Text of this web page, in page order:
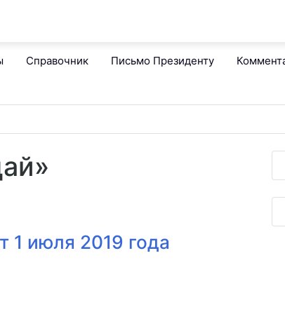
Справочник Письмо Президенту
1 июля 2019 года